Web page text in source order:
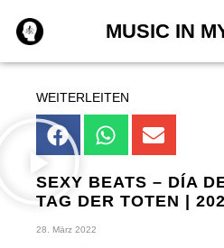
Inhalt
springen
MUSIC IN
WEITERLEITEN
SEXY BEATS – DÍA
TAG DER TOTEN |
28. März 2022